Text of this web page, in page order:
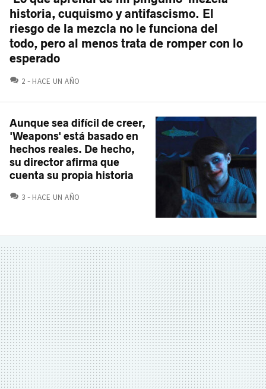
historia, cuquismo y antifascismo. El
riesgo de la mezcla no le funciona del
todo, pero al menos trata de romper con lo
esperado
2 COMENTARIOS
HACE UN AÑO
Aunque sea difícil de creer,
'Weapons' está basado en
hechos reales. De hecho,
su director afirma que
cuenta su propia historia
3 COMENTARIOS
HACE UN AÑO